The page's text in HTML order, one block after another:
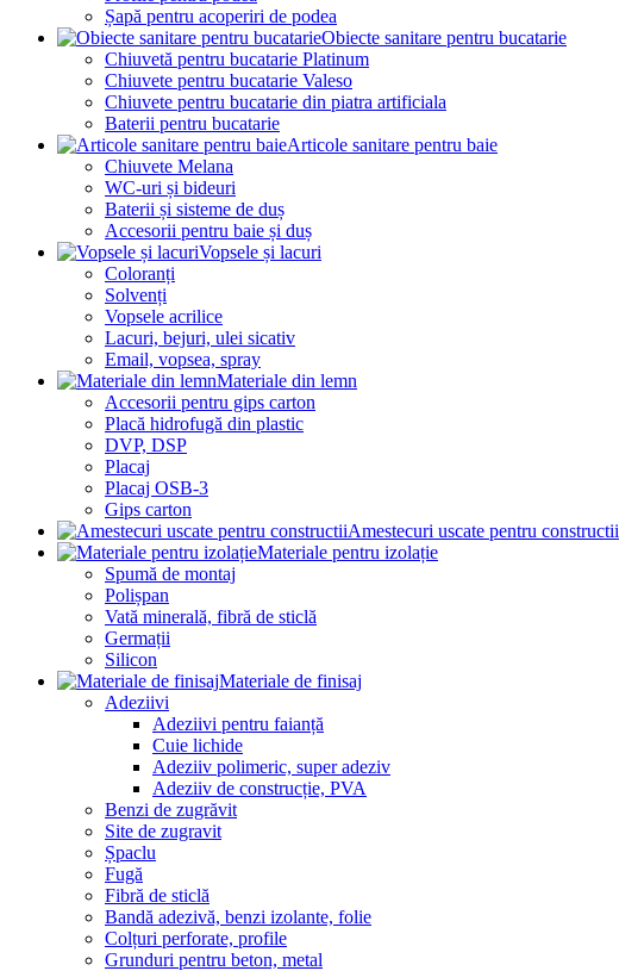
Șapă pentru acoperiri de podea
Obiecte sanitare pentru bucatarie
Chiuvetă pentru bucatarie Platinum
Chiuvete pentru bucatarie Valeso
Chiuvete pentru bucatarie din piatra artificiala
Baterii pentru bucatarie
Articole sanitare pentru baie
Chiuvete Melana
WC-uri și bideuri
Baterii și sisteme de duș
Accesorii pentru baie și duș
Vopsele și lacuri
Coloranți
Solvenți
Vopsele acrilice
Lacuri, bejuri, ulei sicativ
Email, vopsea, spray
Materiale din lemn
Accesorii pentru gips carton
Placă hidrofugă din plastic
DVP, DSP
Placaj
Placaj OSB-3
Gips carton
Amestecuri uscate pentru constructii
Materiale pentru izolație
Spumă de montaj
Polișpan
Vată minerală, fibră de sticlă
Germații
Silicon
Materiale de finisaj
Adeziivi
Adeziivi pentru faianță
Cuie lichide
Adeziiv polimeric, super adeziv
Adeziiv de construcție, PVA
Benzi de zugrăvit
Site de zugravit
Șpaclu
Fugă
Fibră de sticlă
Bandă adezivă, benzi izolante, folie
Colțuri perforate, profile
Grunduri pentru beton, metal